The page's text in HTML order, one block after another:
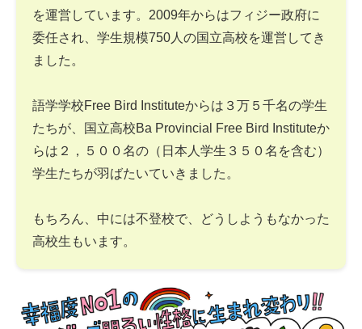
を運営しています。2009年からはフィジー政府に
委任され、学生規模750人の国立高校を運営してき
ました。
語学学校Free Bird Instituteからは３万５千名の学生
たちが、国立高校Ba Provincial Free Bird Instituteか
らは２，５００名の（日本人学生３５０名を含む）
学生たちが羽ばたいていきました。
もちろん、中には不登校で、どうしようもなかった
高校生もいます。